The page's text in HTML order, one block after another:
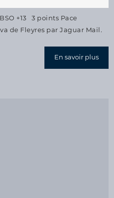
BSO +13 3 points Pace
par Jaguar Mail.
En savoir plus